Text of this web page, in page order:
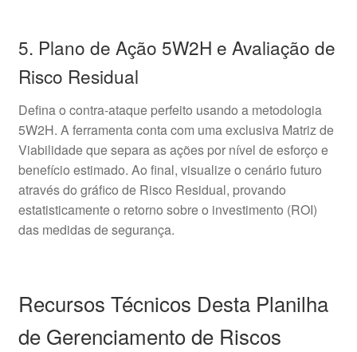
5. Plano de Ação 5W2H e Avaliação de
Risco Residual
Defina o contra-ataque perfeito usando a metodologia
5W2H. A ferramenta conta com uma exclusiva Matriz de
Viabilidade que separa as ações por nível de esforço e
benefício estimado. Ao final, visualize o cenário futuro
através do gráfico de Risco Residual, provando
estatisticamente o retorno sobre o investimento (ROI)
das medidas de segurança.
Recursos Técnicos Desta Planilha
de Gerenciamento de Riscos